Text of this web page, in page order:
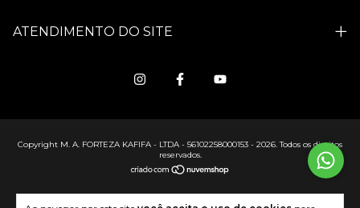
ATENDIMENTO DO SITE
Copyright M. A. FORTEZA KAFIFA - LTDA - 56102258000153 - 2026. Todos os direitos
reservados.